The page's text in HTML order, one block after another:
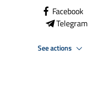
Facebook
Telegram
See actions